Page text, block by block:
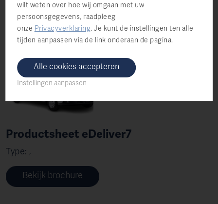
Bekijk brochure
Productsheet eDeliver7
Type: ,
Bekijk brochure
wilt weten over hoe wij omgaan met uw
persoonsgegevens, raadpleeg
onze Privacyverklaring. Je kunt de instellingen ten alle
tijden aanpassen via de link onderaan de pagina.
Alle cookies accepteren
Instellingen aanpassen